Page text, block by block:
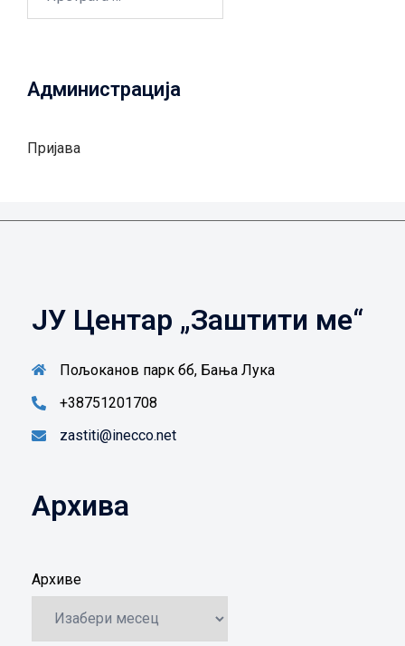
Администрација
Пријава
ЈУ Центар „Заштити ме“
Пољоканов парк бб, Бања Лука
+38751201708
zastiti@inecco.net
Архива
Архиве